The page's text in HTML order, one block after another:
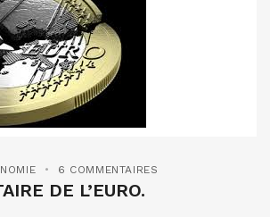
6 COMMENTAIRES
DE L’EURO.